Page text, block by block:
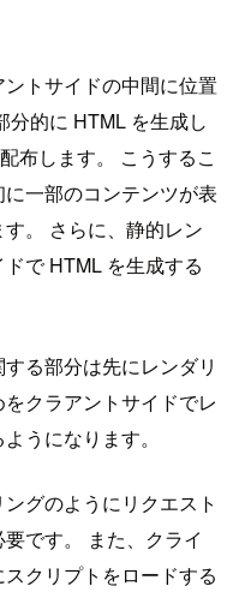
トサイドの中間に位置
的に HTML を生成し
布します。 こうするこ
一部のコンテンツが表
。 さらに、静的レン
で HTML を生成する
る部分は先にレンダリ
クラアントサイドでレ
うになります。
グのようにリクエスト
です。 また、クライ
クリプトをロードする